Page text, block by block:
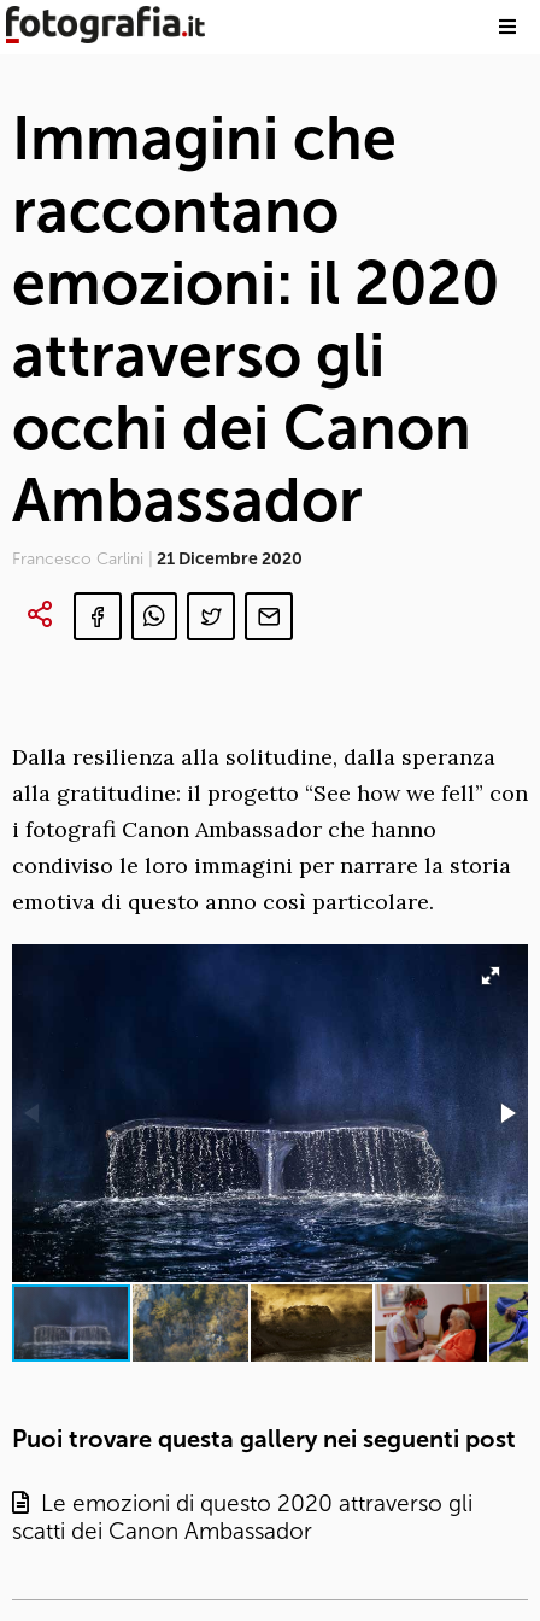
Immagini che
raccontano
emozioni: il 2020
attraverso gli
occhi dei Canon
Ambassador
Francesco Carlini | 21 Dicembre 2020
Dalla resilienza alla solitudine, dalla speranza
alla gratitudine: il progetto “See how we fell” con
i fotografi Canon Ambassador che hanno
condiviso le loro immagini per narrare la storia
emotiva di questo anno così particolare.
Puoi trovare questa gallery nei seguenti post
Le emozioni di questo 2020 attraverso gli
scatti dei Canon Ambassador